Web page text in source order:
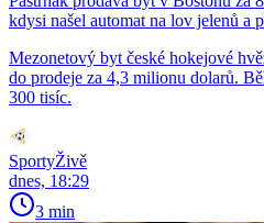
kdysi našel automat na lov jelenů a
Mezonetový byt české hokejové
do prodeje za 4,3 milionu dolarů.
300 tisíc.
SportyŽivě
dnes, 18:29
3 min